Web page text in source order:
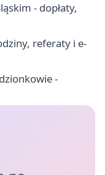
- dopłaty,
referaty i e-
-